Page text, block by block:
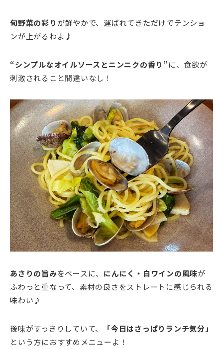
旬野菜の彩り が鮮やかで、運ばれてきただけでテンショ
ンが上がるわよ♪
“シンプルなオイルソースとニンニクの香り”に、食欲が
刺激されること間違いなし！
あさりの旨みをベースに、 にんにく・白ワインの風味が
ふわっと重なって、素材の良さをストレートに感じられる
味わい♪
後味がすっきりしていて、
「今日はさっぱりランチ気分」
という方におすすめメニューよ！